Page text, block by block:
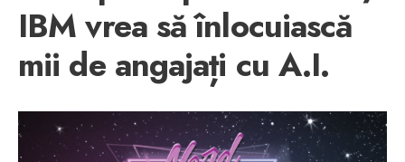
IBM vrea să înlocuiască
mii de angajați cu A.I.